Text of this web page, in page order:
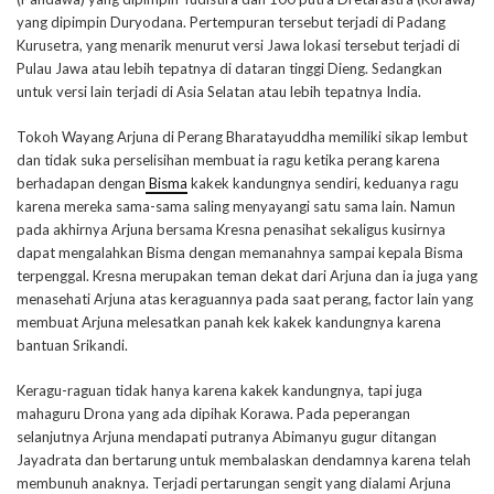
yang dipimpin Duryodana. Pertempuran tersebut terjadi di Padang
Kurusetra, yang menarik menurut versi Jawa lokasi tersebut terjadi di
Pulau Jawa atau lebih tepatnya di dataran tinggi Dieng. Sedangkan
untuk versi lain terjadi di Asia Selatan atau lebih tepatnya India.
Tokoh Wayang Arjuna di Perang Bharatayuddha memiliki sikap lembut
dan tidak suka perselisihan membuat ia ragu ketika perang karena
berhadapan dengan Bisma kakek kandungnya sendiri, keduanya ragu
karena mereka sama-sama saling menyayangi satu sama lain. Namun
pada akhirnya Arjuna bersama Kresna penasihat sekaligus kusirnya
dapat mengalahkan Bisma dengan memanahnya sampai kepala Bisma
terpenggal. Kresna merupakan teman dekat dari Arjuna dan ia juga yang
menasehati Arjuna atas keraguannya pada saat perang, factor lain yang
membuat Arjuna melesatkan panah kek kakek kandungnya karena
bantuan Srikandi.
Keragu-raguan tidak hanya karena kakek kandungnya, tapi juga
mahaguru Drona yang ada dipihak Korawa. Pada peperangan
selanjutnya Arjuna mendapati putranya Abimanyu gugur ditangan
Jayadrata dan bertarung untuk membalaskan dendamnya karena telah
membunuh anaknya. Terjadi pertarungan sengit yang dialami Arjuna